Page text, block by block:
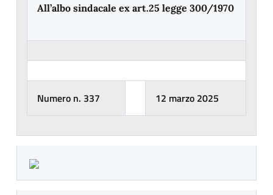
All’albo sindacale ex art.25 legge 300/1970
Numero n. 337 12 marzo 2025